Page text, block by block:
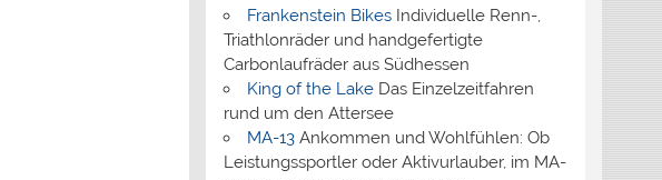
Frankenstein BikesIndividuelle Renn-,
Triathlonräder und handgefertigte
Carbonlaufräder aus Südhessen
King of the LakeDas Einzelzeitfahren
rund um den Attersee
MA-13Ankommen und Wohlfühlen: Ob
Leistungssportler oder Aktivurlauber, im MA-